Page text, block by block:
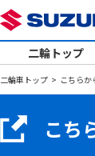
二輪トップ
二輪車トップ こちらか
こち